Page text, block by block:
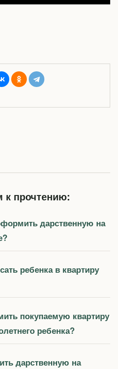
к прочтению:
дарственную на
ребенка в квартиру
покупаемую квартиру
ребенка?
дарственную на